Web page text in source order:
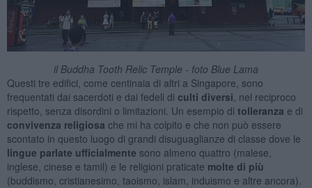
il Buddha Tooth Relic Temple - foto Blue Lama
Questi tre edifici, come centinaia di altri a Singapore, sono
frequentati dai sacerdoti e dai fedeli di culti diversi , nel reciproco
rispetto, senza disordini o limitazioni. Un esempio di tolleranza e di
convivenza religiosa che mi ha colpito e che non può essere
scontato in questo luogo di grandi disuguaglianze di classe dove le
lingue parlate ufficialmente sono almeno quattro (malese,
inglese, cinese e tamil) e le religioni praticate molte di più
(buddismo, cristianesimo, taoismo, islam, induismo e altre ancora).